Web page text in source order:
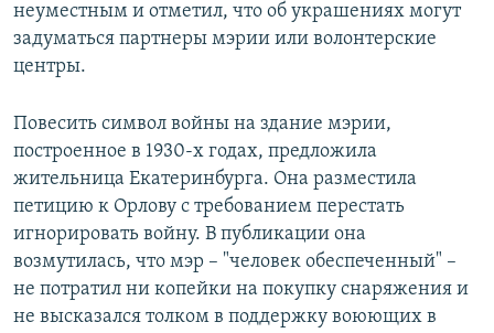
неуместным и отметил, что об украшениях могут
задуматься партнеры мэрии или волонтерские
центры.
Повесить символ войны на здание мэрии,
построенное в 1930-х годах, предложила
жительница Екатеринбурга. Она разместила
петицию к Орлову с требованием перестать
игнорировать войну. В публикации она
возмутилась, что мэр – "человек обеспеченный" –
не потратил ни копейки на покупку снаряжения и
не высказался толком в поддержку воюющих в